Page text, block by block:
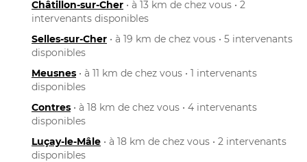
Châtillon-sur-Cher • à 13 km de chez vous • 2
intervenants disponibles
Selles-sur-Cher • à 19 km de chez vous • 5 intervenants
disponibles
Meusnes • à 11 km de chez vous • 1 intervenants
disponibles
Contres • à 18 km de chez vous • 4 intervenants
disponibles
Luçay-le-Mâle • à 18 km de chez vous • 2 intervenants
disponibles